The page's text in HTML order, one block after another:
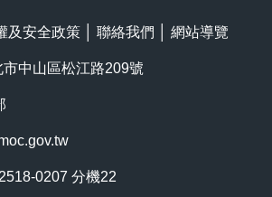
及安全政策 聯絡我們 網站導覽
中山區松江路209號
0207 分機22